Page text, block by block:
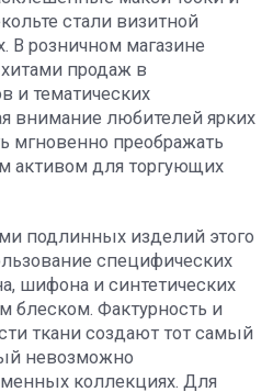
стали визитной
В розничном магазине
продаж в
и тематических
внимание любителей ярких
мгновенно преображать
активом для торгующих
подлинных изделий этого
специфических
шифона и синтетических
блеском. Фактурность и
ткани создают тот самый
невозможно
коллекциях. Для